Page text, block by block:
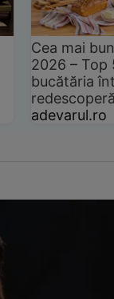
Cea mai
2026 –
bucătăria
adevarul.ro